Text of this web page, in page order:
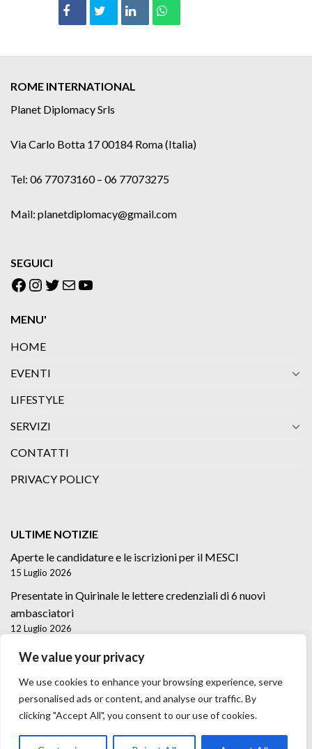
We value your privacy
We use cookies to enhance your browsing experience, serve
personalised ads or content, and analyse our traffic. By
clicking "Accept All", you consent to our use of cookies.
ROME INTERNATIONAL
Planet Diplomacy Srls
Via Carlo Botta 17 00184 Roma (Italia)
Tel: 06 77073160 – 06 77073275
Mail: planetdiplomacy@gmail.com
SEGUICI
Facebook
Instagram
Twitter
EmailYouTube
MENU'
HOME
EVENTI
LIFESTYLE
SERVIZI
CONTATTI
PRIVACY POLICY
ULTIME NOTIZIE
Aperte le candidature e le iscrizioni per il MESCI
15 Luglio 2026
Presentate in Quirinale le lettere credenziali di 6 nuovi
ambasciatori
12 Luglio 2026
Lettere credenziali di 5 nuovi Ambasciatori